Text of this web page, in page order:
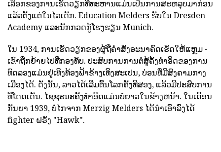
ເລືອກຂອງການເຮັດວຽກທີ່ທະຫານແມ່ນເປັນການສະຫລຸບມາກ່ອນ
ແລ້ວຕັ້ງແຕ່ໃນໄວເດັກ. Education Melders ຮັບໃນ Dresden
Academy ແລະນັກກວດກູ້ໂຮງຮຽນ Munich.
ໃນ 1934, ການເຮັດວຽກຂອງຜູ້ຖືຄໍາສັ່ງອະນາຄົດເຮັດໃຫ້ແຫຼມ -
ເຂົາຖືກຍ້າຍໄປທີ່ກອງທັບ. ປະສົບການການຕໍ່ສູ້ຄັ້ງທໍາອິດຂອງການ
ທົດລອງແມ່ນຢູ່ເທິງທ້ອງຟ້າຂ້າງເທິງສະເປນ, ບ່ອນທີ່ມີສົງຄາມກາງ
ເມືອງໄດ້. ດັ່ງນັ້ນ, ລາວໄດ້ເລີ່ມຕົ້ນໂລກຄັ້ງທີສອງ, ແລ້ວມີປະສົບການ
ທີ່ໂດດເດັ່ນ. ໄຊຊະນະຄັ້ງທໍາອິດແມ່ນບໍ່ຍາວໃນຂ້າງຫນ້າ. ໃນເດືອນ
ກັນຍາ 1939, ບໍ່ໄກຈາກ Merzig Melders ໄດ້ນໍາເອົາລົງໄດ້
fighter ຝຣັ່ງ "Hawk".